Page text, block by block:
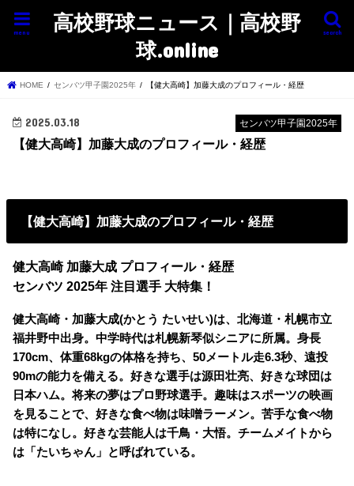
高校野球ニュース｜高校野
球.online
search
menu
HOME センバツ甲子園2025年 【健大高崎】加藤大成のプロフィール・経歴
センバツ甲子園2025年
2025.03.18
【健大高崎】加藤大成のプロフィール・経歴
【健大高崎】加藤大成のプロフィール・経歴
健大高崎 加藤大成 プロフィール・経歴
センバツ 2025年 注目選手 大特集！
健大高崎・加藤大成(かとう たいせい)は、北海道・札幌市立
福井野中出身。中学時代は札幌新琴似シニアに所属。身長
170cm、体重68kgの体格を持ち、50メートル走6.3秒、遠投
90mの能力を備える。好きな選手は源田壮亮、好きな球団は
日本ハム。将来の夢はプロ野球選手。趣味はスポーツの映画
を見ることで、好きな食べ物は味噌ラーメン。苦手な食べ物
は特になし。好きな芸能人は千鳥・大悟。チームメイトから
は「たいちゃん」と呼ばれている。